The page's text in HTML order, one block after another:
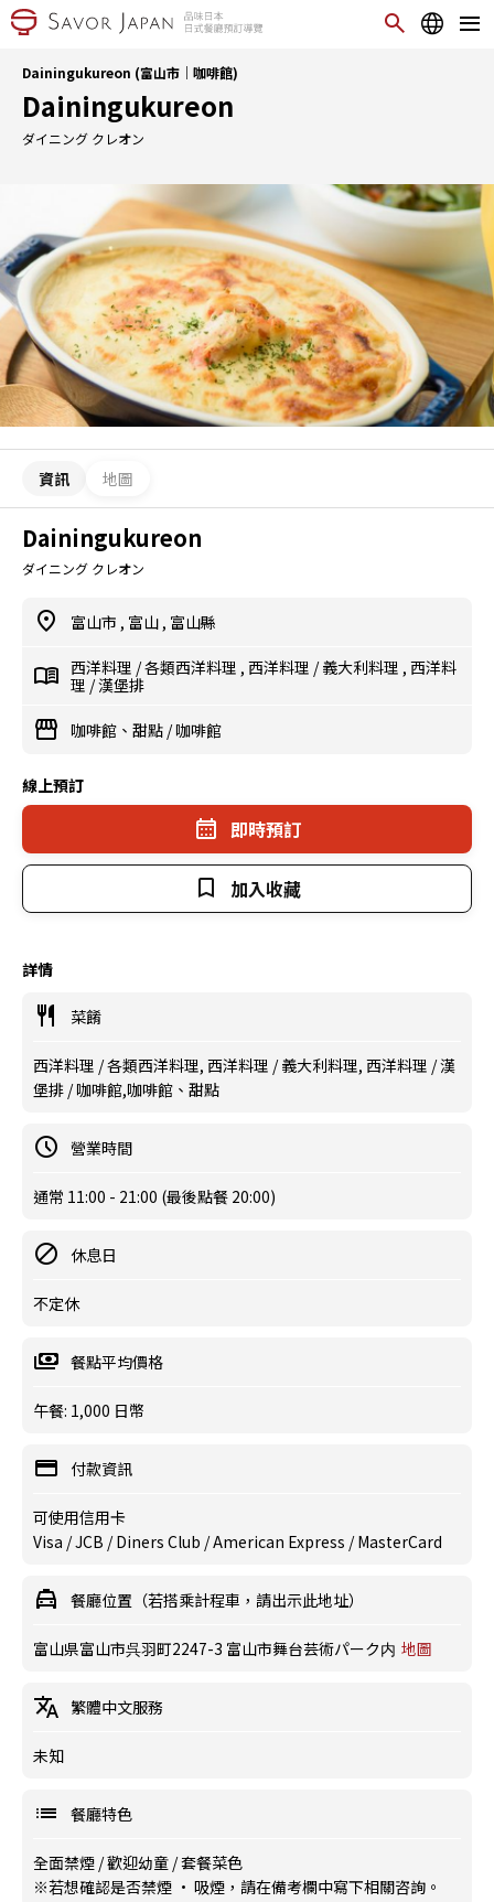
Dainingukureon (富山市｜咖啡館)
Dainingukureon
ダイニング クレオン
資訊 地圖
Dainingukureon
ダイニング クレオン
富山市 , 富山 , 富山縣
西洋料理 /各類西洋料理 , 西洋料理 /義大利料理 , 西洋料
理 /漢堡排
咖啡館、甜點 /咖啡館
線上預訂
即時預訂
加入收藏
詳情
菜餚
西洋料理 / 各類西洋料理, 西洋料理 / 義大利料理, 西洋料理 / 漢
堡排 / 咖啡館,咖啡館、甜點
營業時間
通常 11:00 - 21:00 (最後點餐 20:00)
休息日
不定休
餐點平均價格
午餐: 1,000 日幣
付款資訊
可使用信用卡
Visa / JCB / Diners Club / American Express / MasterCard
餐廳位置（若搭乘計程車，請出示此地址）
富山県富山市呉羽町2247-3 富山市舞台芸術パーク内 地圖
繁體中文服務
未知
餐廳特色
全面禁煙 /歡迎幼童 /套餐菜色
※若想確認是否禁煙 · 吸煙，請在備考欄中寫下相關咨詢。